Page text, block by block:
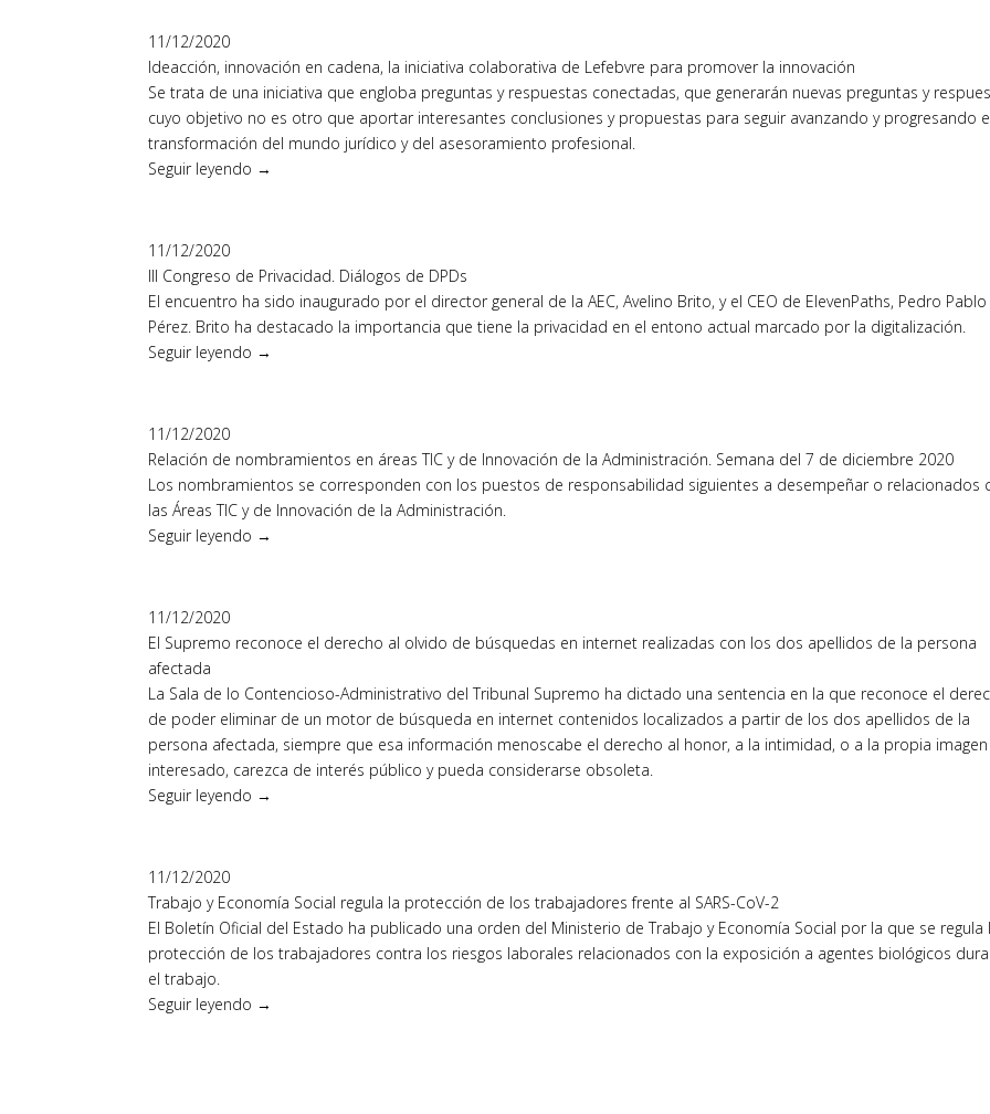
11/12/2020
Ideacción, innovación en cadena, la iniciativa colaborativa de Lefebvre para promover la innovación
Se trata de una iniciativa que engloba preguntas y respuestas conectadas, que generarán nuevas preguntas y
cuyo objetivo no es otro que aportar interesantes conclusiones y propuestas para seguir avanzando y progresando
transformación del mundo jurídico y del asesoramiento profesional.
Seguir leyendo →
11/12/2020
III Congreso de Privacidad. Diálogos de DPDs
El encuentro ha sido inaugurado por el director general de la AEC, Avelino Brito, y el CEO de ElevenPaths, Pedro Pablo
Pérez. Brito ha destacado la importancia que tiene la privacidad en el entono actual marcado por la digitalización.
Seguir leyendo →
11/12/2020
Relación de nombramientos en áreas TIC y de Innovación de la Administración. Semana del 7 de diciembre 2020
Los nombramientos se corresponden con los puestos de responsabilidad siguientes a desempeñar o relacionados
las Áreas TIC y de Innovación de la Administración.
Seguir leyendo →
11/12/2020
El Supremo reconoce el derecho al olvido de búsquedas en internet realizadas con los dos apellidos de la persona
afectada
La Sala de lo Contencioso-Administrativo del Tribunal Supremo ha dictado una sentencia en la que reconoce el
de poder eliminar de un motor de búsqueda en internet contenidos localizados a partir de los dos apellidos de la
persona afectada, siempre que esa información menoscabe el derecho al honor, a la intimidad, o a la propia
interesado, carezca de interés público y pueda considerarse obsoleta.
Seguir leyendo →
11/12/2020
Trabajo y Economía Social regula la protección de los trabajadores frente al SARS-CoV-2
El Boletín Oficial del Estado ha publicado una orden del Ministerio de Trabajo y Economía Social por la que se regula
protección de los trabajadores contra los riesgos laborales relacionados con la exposición a agentes biológicos
el trabajo.
Seguir leyendo →